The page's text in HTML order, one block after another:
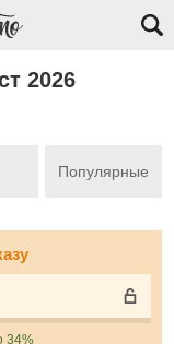
2026
Популярные
34%